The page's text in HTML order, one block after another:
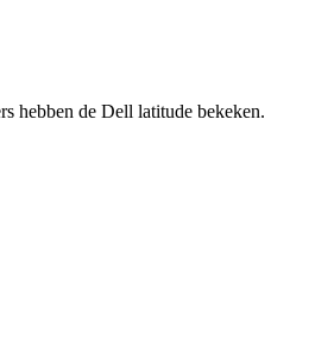
hebben de Dell latitude bekeken.